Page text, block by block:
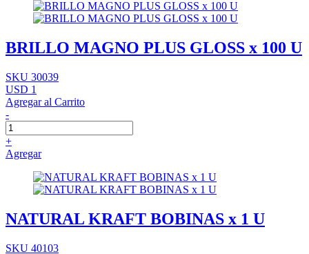
BRILLO MAGNO PLUS GLOSS x 100 U
SKU 30039
USD 1
Agregar al Carrito
-
+
Agregar
NATURAL KRAFT BOBINAS x 1 U
SKU 40103